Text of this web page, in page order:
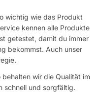
wichtig wie das Produkt
kennen alle Produkte
getestet, damit du immer
bekommst. Auch unser
behalten wir die Qualität im
schnell und sorgfältig.